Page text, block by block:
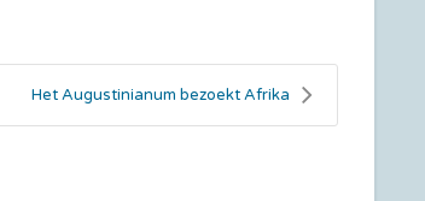
Het Augustinianum bezoekt Afrika